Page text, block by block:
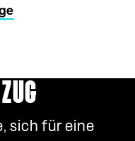
sich für eine